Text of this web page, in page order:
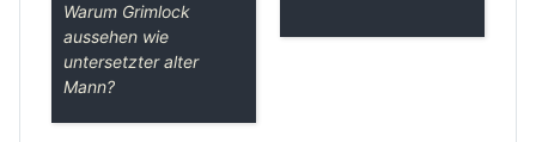
Warum Grimlock
aussehen wie
untersetzter alter
Mann?